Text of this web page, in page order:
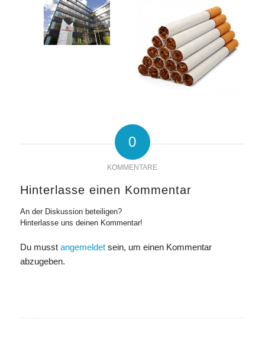
0
KOMMENTARE
Hinterlasse einen Kommentar
An der Diskussion beteiligen?
Hinterlasse uns deinen Kommentar!
Du musst angemeldetsein, um einen Kommentar
abzugeben.